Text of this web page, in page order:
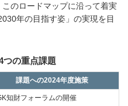
のロードマップに沿って着実
年の目指す姿」の実現を目
つの重点課題
課題への2024年度施策
知財フォーラムの開催